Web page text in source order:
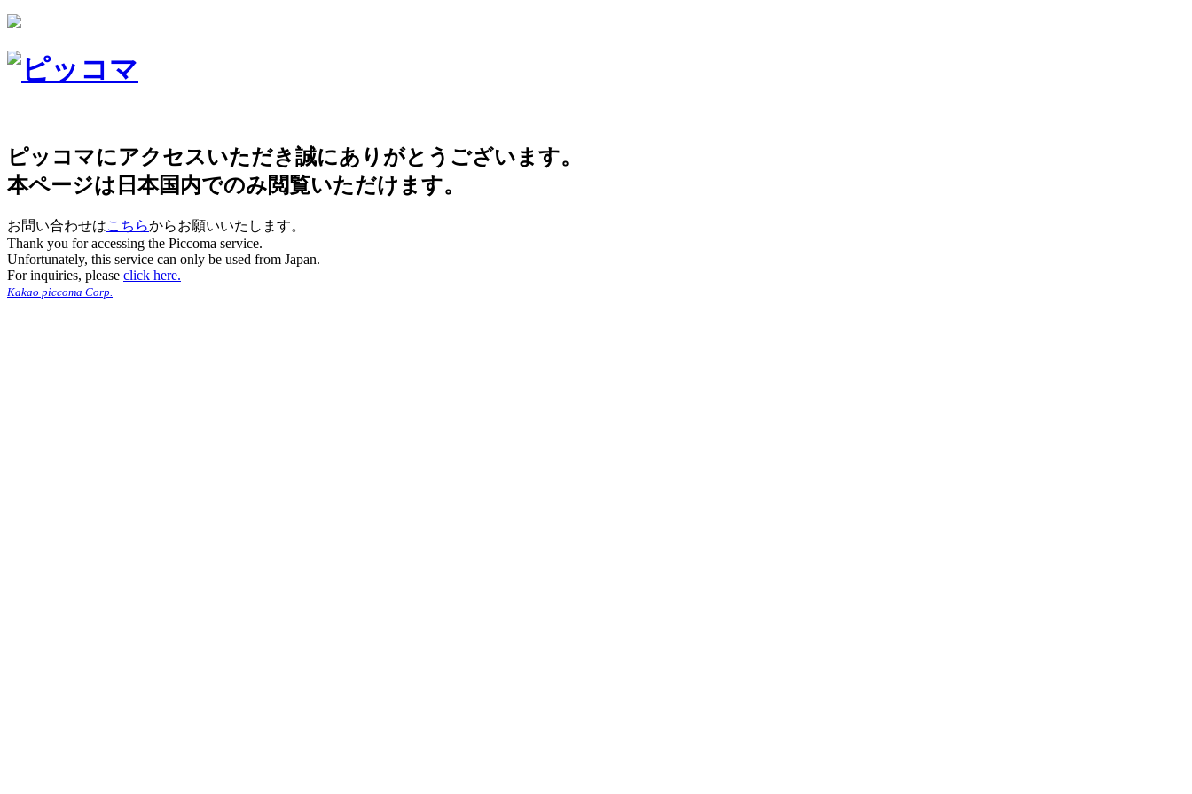
ピッコマにアクセスいただき誠にありがとうございます。
本ページは日本国内でのみ閲覧いただけます。
お問い合わせはこちらからお願いいたします。
Thank you for accessing the Piccoma service.
Unfortunately, this service can only be used from Japan.
For inquiries, please click here.
Kakao piccoma Corp.